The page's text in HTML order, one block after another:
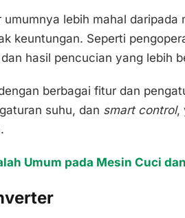
lebih mahal
keuntungan. Seperti
hasil pencucian yang lebih
berbagai fitur dan
suhu, dan smart control,
Umum pada Mesin Cuci